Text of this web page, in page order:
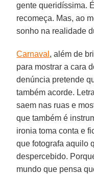
gente queridíssima.
recomeça. Mas, ao
sonho na realidade
Carnaval , além de
para mostrar a cara
denúncia pretende
também acorde.
saem nas ruas e
que também é
ironia toma conta e
que fotografa aquilo
despercebido.
mundo que pensa